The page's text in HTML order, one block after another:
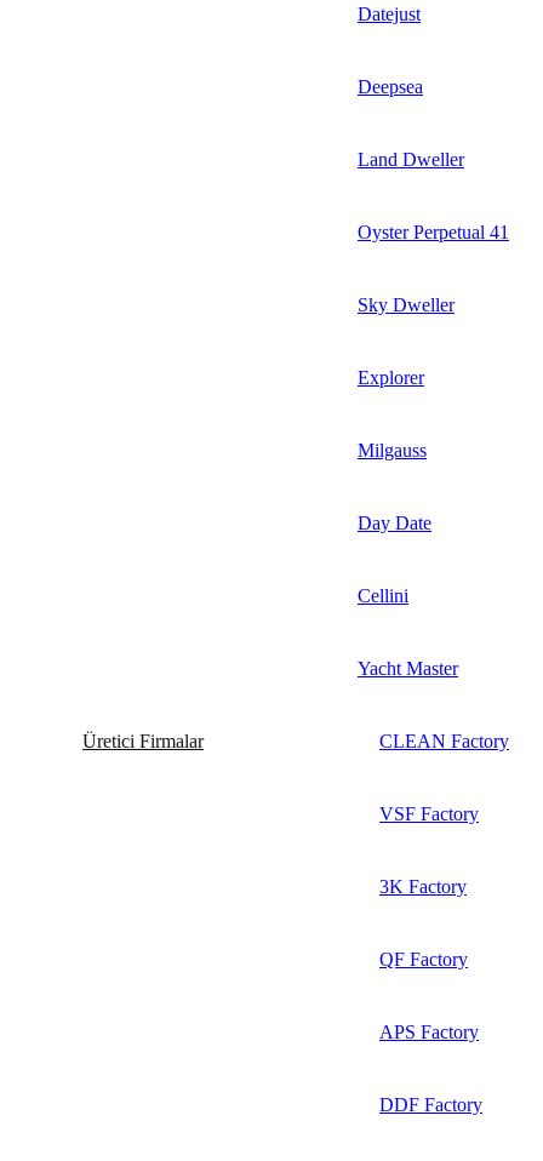
Datejust
Deepsea
Land Dweller
Oyster Perpetual 41
Sky Dweller
Explorer
Milgauss
Day Date
Cellini
Yacht Master
Üretici Firmalar CLEAN Factory
VSF Factory
3K Factory
QF Factory
APS Factory
DDF Factory